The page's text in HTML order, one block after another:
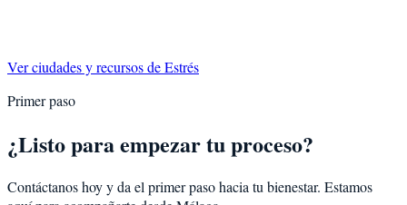
Ver ciudades y recursos deEstrés
Primer paso
¿Listo para empezar tu proceso?
Contáctanos hoy y da el primer paso hacia tu bienestar. Estamos